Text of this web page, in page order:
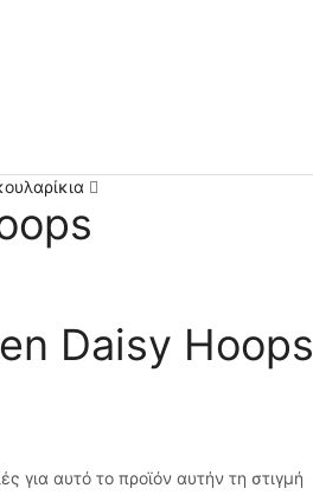
Daisy Hoops
για αυτό το προϊόν αυτήν τη στιγμή